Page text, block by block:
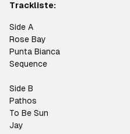
Trackliste:
Side A
Rose Bay
Punta Bianca
Sequence
Side B
Pathos
To Be Sun
Jay